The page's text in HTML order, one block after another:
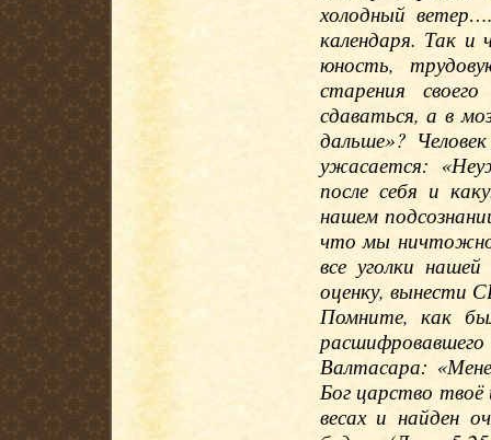
холодный
календаря. Так и
юность,
старения
сдаваться, а в
дальше»?
ужасается:
после себя и
нашем
что мы
все уголки
оценку, вынести
Помните, как
Валтасара:
Бог царство
весах и найден